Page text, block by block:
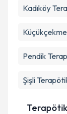
Kadıköy
Pendik
Şişli